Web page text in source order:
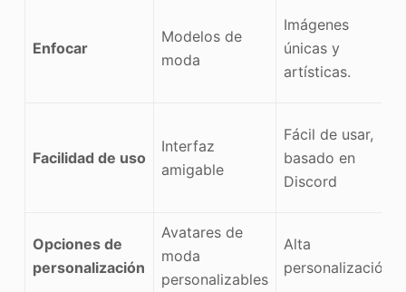
Enfocar
Modelos de
moda
Imágenes
únicas y
artísticas.
Facilidad de uso
Interfaz
amigable
Fácil de usar,
basado en
Discord
Opciones de
personalización
Avatares de
moda
personalizables
Alta
personalización